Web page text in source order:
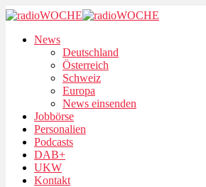
News
Deutschland
Österreich
Schweiz
Europa
News einsenden
Jobbörse
Personalien
Podcasts
DAB+
UKW
Kontakt